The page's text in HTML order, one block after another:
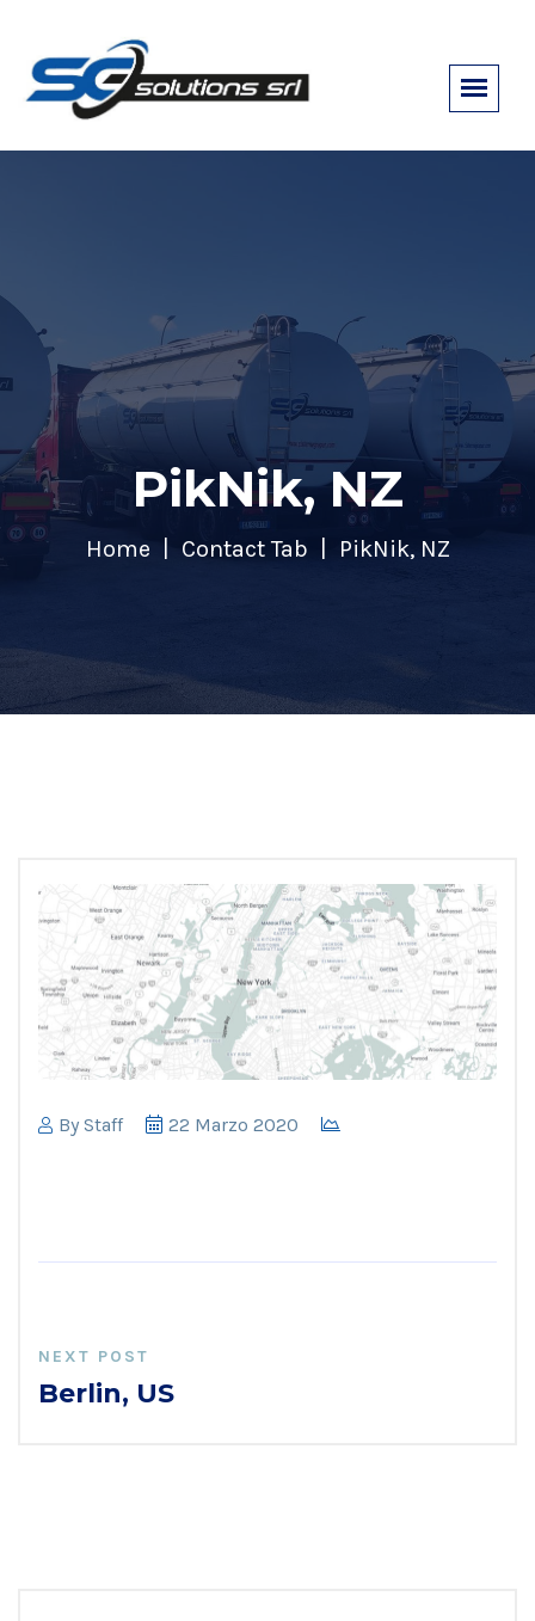
PikNik, NZ
Home Contact Tab PikNik, NZ
By Staff 22 Marzo 2020
NEXT POST
Berlin, US